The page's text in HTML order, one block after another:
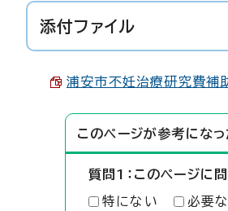
添付ファイル
浦安市不妊治療研究費補
このページが参考にな
質問1：このページに
特にない 必要